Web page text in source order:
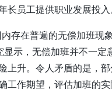
长员工提供职业发展投
存在普遍的无偿加班现
示，无偿加班并不一定
上升。令人矛盾的是，
工作期望，评估加班的